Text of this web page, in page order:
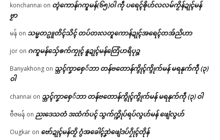
konchannai on တ္ၚဲကောန်ဂကူမန်(၆၅)ဝါ ကဵု ပရေၚ်ၜိုဟ်လလမ်ကၟိန်ဍုၚ်မန်
ဗၟာ
မန် on သမ္မတဥူတိၚ်သိၚ် တပ်တးလတူကောန်ဍုၚ်အရေၚ်တအ်ညိဟာ
jor on ဂကူမန်​သှ်ေၜက်ကၠုၚ် နူဍုၚ်မန်တြေံဟရိပုဉ္ဇ
Banyakhong on သ္ဘၚ်ကၞာစှေ်ဘာ တန်ဗတောန်ကွိုၚ်ကွိုက်မန် မရနုက်ကဵု (၃)
ဝါ
channai on သ္ဘၚ်ကၞာစှေ်ဘာ တန်ဗတောန်ကွိုၚ်ကွိုက်မန် မရနုက်ကဵု (၃) ဝါ
ဗီဇမန် on ညးဒေသတံ ဒးထံက်ပၚ် သွက်က္ဍိုပ်ရပ်လွဟ်မန် ဖျေံလွဟ်
Ougkar on ဗော်ဍုၚ်မန်တၟိ ဂွံအခေါၚ်ဒၞာဲဖျေံဒပ်ဂၠိုၚ်တိုန်